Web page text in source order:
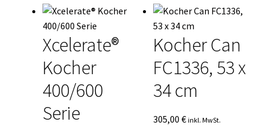
Xcelerate®
Kocher
400/600
Serie
Kocher Can
FC1336, 53 x
34 cm
305,00€ inkl. MwSt.